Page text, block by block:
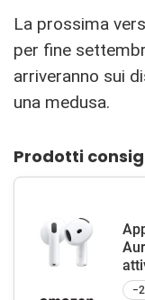
La prossima
per fine
arriveranno sui
una medusa.
Prodotti